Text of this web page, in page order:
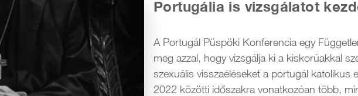
Portugália is vizsgálatot
A Portugál Püspöki Konferencia egy
meg azzal, hogy vizsgálja ki a kiskorúakkal
szexuális visszaéléseket a portugál katolikus
2022 közötti időszakra vonatkozóan több,